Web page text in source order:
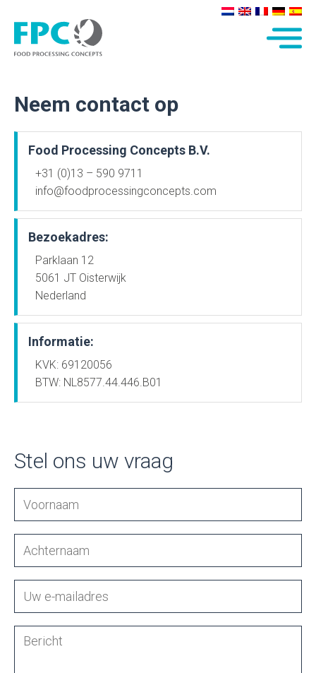
Neem contact op
Food Processing Concepts B.V.
+31 (0)13 – 590 9711
info@foodprocessingconcepts.com
Bezoekadres:
Parklaan 12
5061 JT Oisterwijk
Nederland
Informatie:
KVK: 69120056
BTW: NL8577.44.446.B01
Stel ons uw vraag